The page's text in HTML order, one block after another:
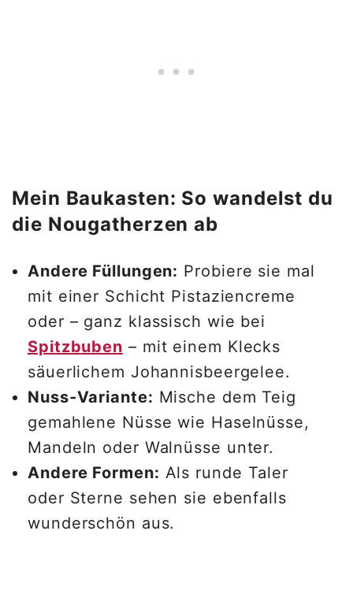
Mein Baukasten: So wandelst du
die Nougatherzen ab
Andere Füllungen: Probiere sie mal
mit einer Schicht Pistaziencreme
oder – ganz klassisch wie bei
Spitzbuben – mit einem Klecks
säuerlichem Johannisbeergelee.
Nuss-Variante: Mische dem Teig
gemahlene Nüsse wie Haselnüsse,
Mandeln oder Walnüsse unter.
Andere Formen: Als runde Taler
oder Sterne sehen sie ebenfalls
wunderschön aus.